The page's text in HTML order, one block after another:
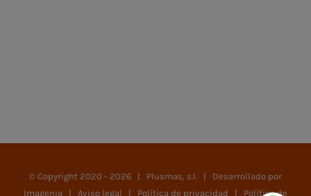
© Copyright 2020 - 2026 | Plusmas, s.l. | Desarrollado por
Imagenia
Aviso legal Política de privacidad Política de